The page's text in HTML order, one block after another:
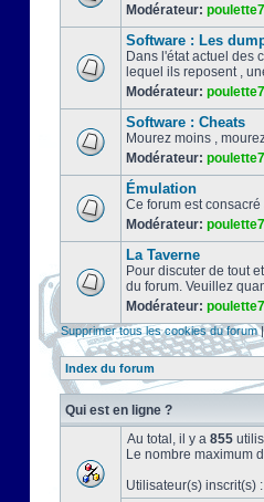
Modérateur:
Software : Les
Dans l'état actuel des
lequel ils reposent ,
Modérateur:
Software : Cheats
Mourez moins ,
Modérateur:
Émulation
Ce forum est
Modérateur:
La Taverne
Pour discuter de tout
du forum. Veuillez
Modérateur:
Supprimer tous les cookies du forum
Index du forum
Qui est en ligne ?
Au total, il y a 855
Le nombre maximum
Utilisateur(s) inscrit(s) :